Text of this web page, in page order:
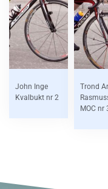
John Inge
Kvalbukt nr 2
Trond
MOC nr